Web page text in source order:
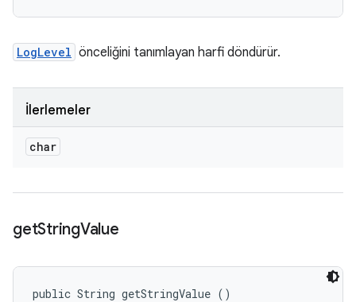
LogLevel önceliğini tanımlayan harfi döndürür.
İlerlemeler
char
getStringValue
public String getStringValue ()